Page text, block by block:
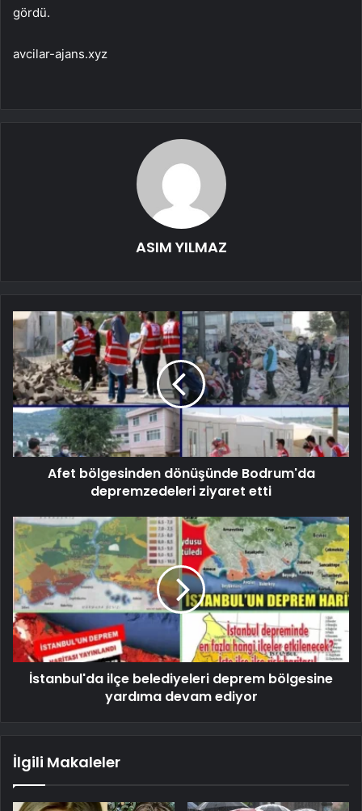
gördü.
avcilar-ajans.xyz
ASIM YILMAZ
Afet bölgesinden dönüşünde Bodrum'da
depremzedeleri ziyaret etti
İstanbul'da ilçe belediyeleri deprem bölgesine
yardıma devam ediyor
İlgili Makaleler